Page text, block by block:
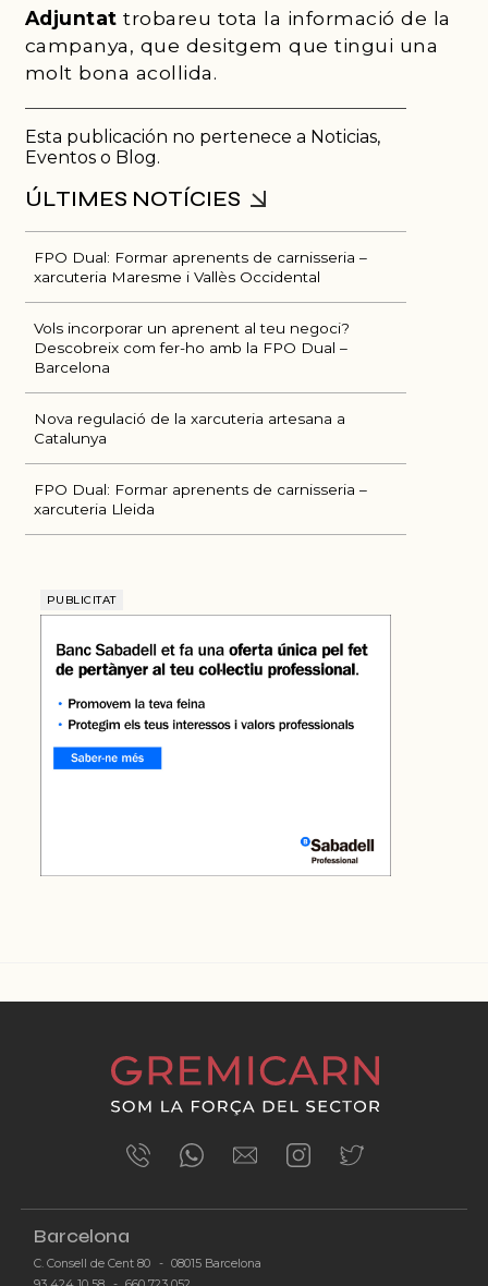
Adjuntat trobareu tota la informació de la
campanya, que desitgem que tingui una
molt bona acollida.
Esta publicación no pertenece a Noticias,
Eventos o Blog.
FPO Dual: Formar aprenents de carnisseria –
xarcuteria Maresme i Vallès Occidental
Vols incorporar un aprenent al teu negoci?
Descobreix com fer-ho amb la FPO Dual –
Barcelona
Nova regulació de la xarcuteria artesana a
Catalunya
FPO Dual: Formar aprenents de carnisseria –
xarcuteria Lleida
PUBLICITAT